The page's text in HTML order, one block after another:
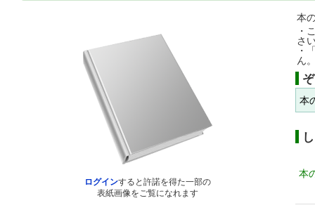
ログインすると許諾を得た一部の
表紙画像をご覧になれます
本
・
さ
・
ん
本
本